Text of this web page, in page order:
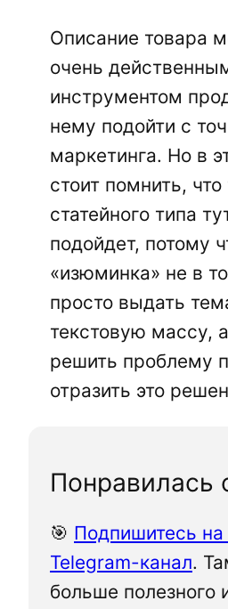
Описание товара
очень
инструментом
нему подойти с
маркетинга. Но в
стоит помнить, что
статейного типа
подойдет, потому
«изюминка» не в
просто выдать
текстовую массу,
решить проблему
отразить это
Понравилась
🎯 Подпишитесь
Telegram-канал.
больше полезного